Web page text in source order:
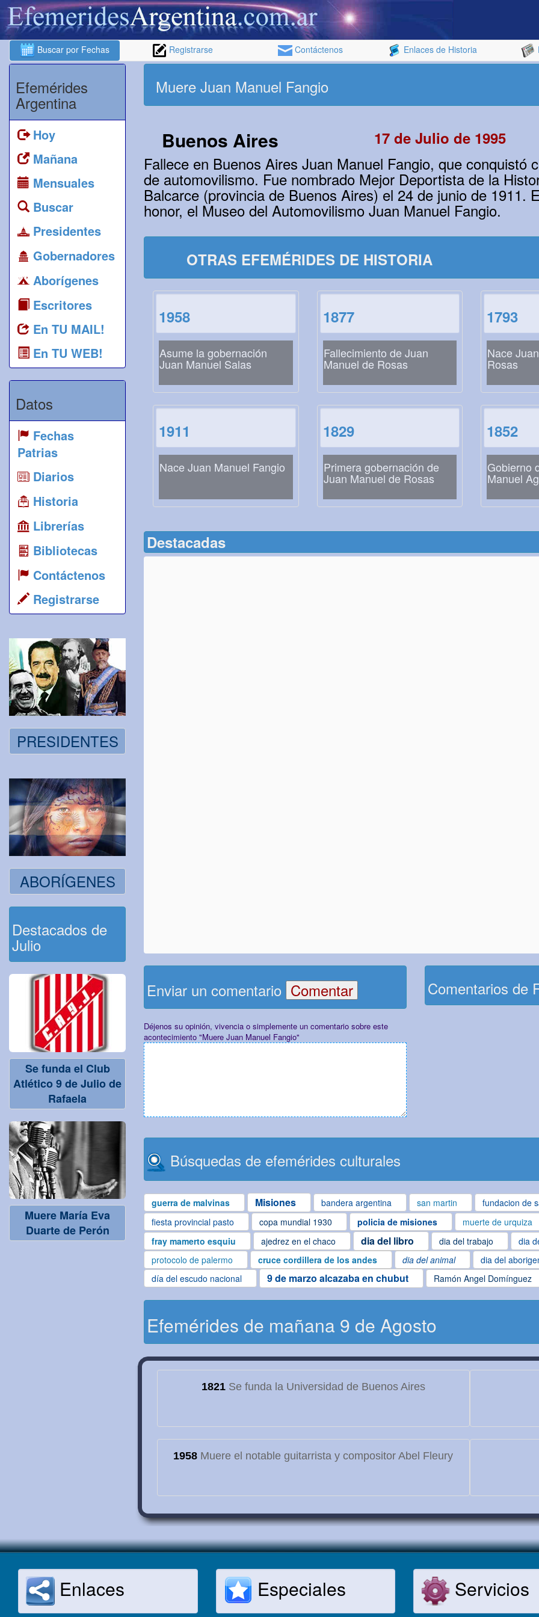
Buscar por Fechas Registrarse Contáctenos Enlaces de Historia
Efemérides
Argentina
Hoy
Mañana
Mensuales
Buscar
Presidentes
Gobernadores
Aborígenes
Escritores
En TU MAIL!
En TU WEB!
Datos
Fechas
Patrias
Diarios
Historia
Librerías
Bibliotecas
Contáctenos
Registrarse
PRESIDENTES
ABORÍGENES
Destacados de
Julio
Se funda el Club
Atlético 9 de Julio de
Rafaela
Muere María Eva
Duarte de Perón
Muere Juan Manuel Fangio
Buenos Aires 17 de Julio de 1995
Fallece en Buenos Aires Juan Manuel Fangio, que conquistó
de automovilismo. Fue nombrado Mejor Deportista de la
Balcarce (provincia de Buenos Aires) el 24 de junio de 1911.
honor, el Museo del Automovilismo Juan Manuel Fangio.
OTRAS EFEMÉRIDES DE HISTORIA
1958
Asume la gobernación
Juan Manuel Salas
1877
Fallecimiento de Juan
Manuel de Rosas
1793
Nace
Rosas
1911
Nace Juan Manuel Fangio
1829
Primera gobernación de
Juan Manuel de Rosas
1852
Gobierno
Manuel
Destacadas
Enviar un comentario
Déjenos su opinión, vivencia o simplemente un comentario sobre este
acontecimiento "Muere Juan Manuel Fangio"
Comentarios de
Búsquedas de efemérides culturales
guerra de malvinas Misiones bandera argentina san martin fundacion de
fiesta provincial pasto
copa mundial 1930 policia de misiones muerte de urquiza
fray mamerto esquiu
ajedrez en el chaco dia del libro dia del trabajo dia
protocolo de palermo
cruce cordillera de los andes dia del animal dia del
día del escudo nacional
9 de marzo alcazaba en chubut Ramón Angel Domínguez
Efemérides de mañana 9 de Agosto
1821Se funda la Universidad de Buenos Aires
1958 Muere el notable guitarrista y compositor Abel Fleury
Enlaces Especiales Servicios